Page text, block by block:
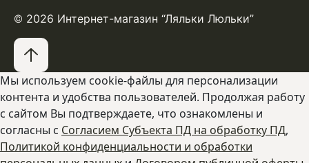
© 2026 Интернет-магазин “Ляльки Люльки”
Мы используем cookie-файлы для персонализации
контента и удобства пользователей. Продолжая работу
с сайтом Вы подтверждаете, что ознакомлены и
согласны с Согласием Субъекта ПД на обработку ПД,
Политикой конфиденциальности и обработки